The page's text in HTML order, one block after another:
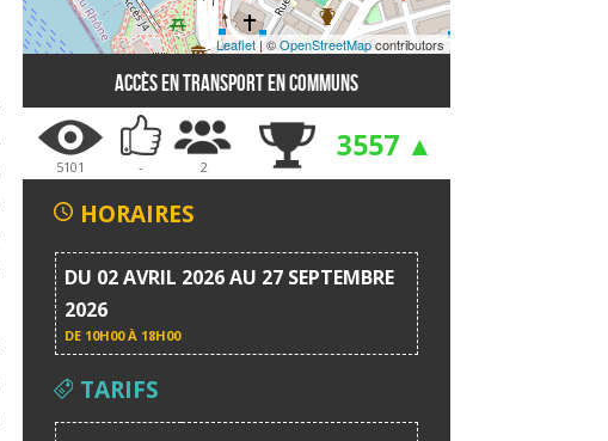
Leaflet | ©OpenStreetMapcontributors
Accès en transport en communs
5101 - 2
3557 ▲
HORAIRES
DU 02 AVRIL 2026 AU 27 SEPTEMBRE
2026
DE 10H00 À 18H00
TARIFS